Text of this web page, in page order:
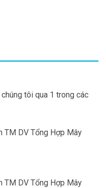
tôi qua 1 trong các
TM DV Tổng Hợp Mây
TM DV Tổng Hợp Mây